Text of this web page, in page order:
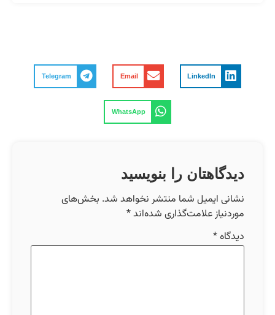
LinkedIn
Email
Telegram
WhatsApp
دیدگاهتان را بنویسید
نشانی ایمیل شما منتشر نخواهد شد. بخش‌های
موردنیاز علامت‌گذاری شده‌اند*
دیدگاه*